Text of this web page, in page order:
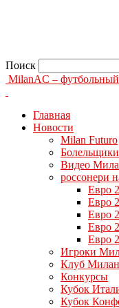
Поиск
MilanAC –
Главная
Новости
Milan Futuro
Видео
россонери
Евро
Евро
Евро
Евро
Евро
Игроки
Клуб Милан
Конкурсы
Кубок
Кубок